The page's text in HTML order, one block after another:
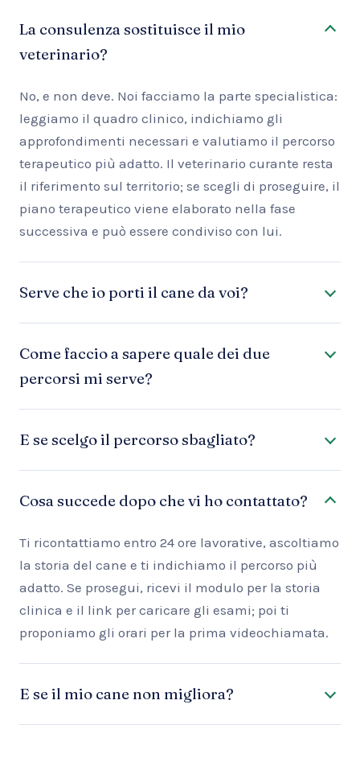
La consulenza sostituisce il mio
veterinario?
No, e non deve. Noi facciamo la parte specialistica:
leggiamo il quadro clinico, indichiamo gli
approfondimenti necessari e valutiamo il percorso
terapeutico più adatto. Il veterinario curante resta
il riferimento sul territorio; se scegli di proseguire, il
piano terapeutico viene elaborato nella fase
successiva e può essere condiviso con lui.
Serve che io porti il cane da voi?
Come faccio a sapere quale dei due
percorsi mi serve?
E se scelgo il percorso sbagliato?
Cosa succede dopo che vi ho contattato?
Ti ricontattiamo entro 24 ore lavorative, ascoltiamo
la storia del cane e ti indichiamo il percorso più
adatto. Se prosegui, ricevi il modulo per la storia
clinica e il link per caricare gli esami; poi ti
proponiamo gli orari per la prima videochiamata.
E se il mio cane non migliora?